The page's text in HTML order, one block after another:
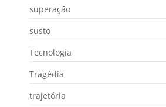
superação
susto
Tecnologia
Tragédia
trajetória